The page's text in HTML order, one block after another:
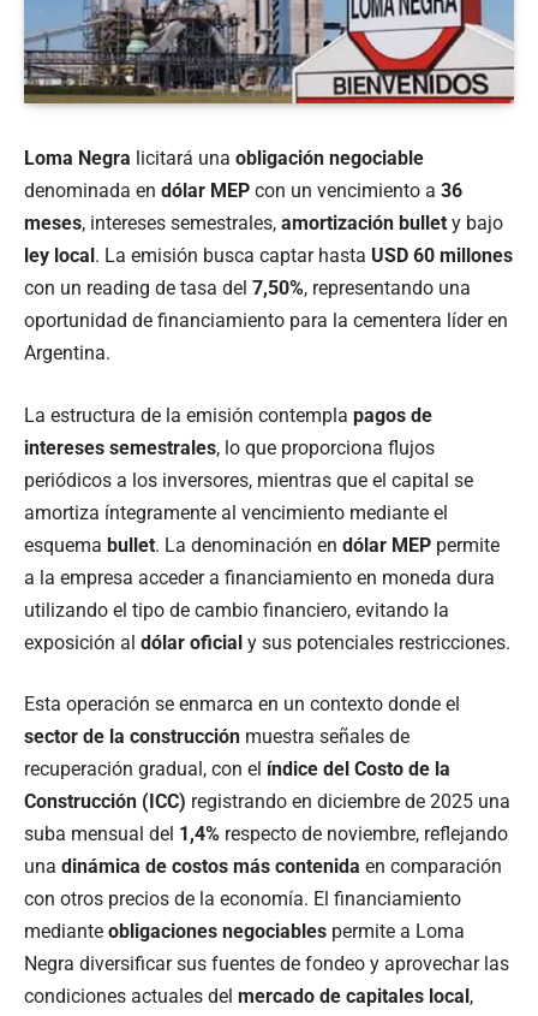
Loma Negra licitará una obligación negociable
denominada en dólar MEP con un vencimiento a 36
meses, intereses semestrales, amortización bullet y bajo
ley local . La emisión busca captar hasta USD 60 millones
con un reading de tasa del 7,50%, representando una
oportunidad de financiamiento para la cementera líder en
Argentina.
La estructura de la emisión contempla pagos de
intereses semestrales, lo que proporciona flujos
periódicos a los inversores, mientras que el capital se
amortiza íntegramente al vencimiento mediante el
esquema bullet. La denominación en dólar MEP permite
a la empresa acceder a financiamiento en moneda dura
utilizando el tipo de cambio financiero, evitando la
exposición al dólar oficial y sus potenciales restricciones.
Esta operación se enmarca en un contexto donde el
sector de la construcción muestra señales de
recuperación gradual, con el índice del Costo de la
Construcción (ICC) registrando en diciembre de 2025 una
suba mensual del 1,4% respecto de noviembre, reflejando
una dinámica de costos más contenida en comparación
con otros precios de la economía. El financiamiento
mediante obligaciones negociables permite a Loma
Negra diversificar sus fuentes de fondeo y aprovechar las
condiciones actuales del mercado de capitales local ,